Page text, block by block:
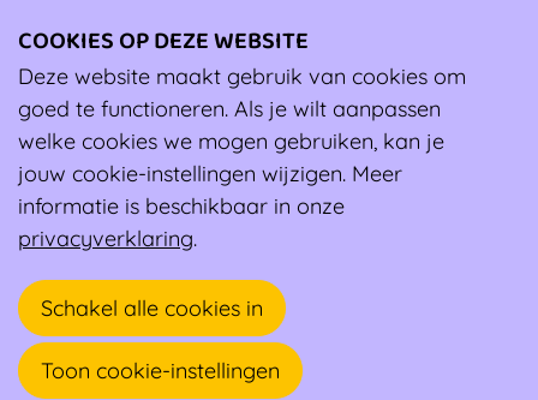
Ambassadeur
Frederik Deconinck
Bewegingswetenschapper
Watersportlaan 2
9000 GENT
COOKIES OP DEZE WEBSITE
Deze website maakt gebruik van cookies om
goed te functioneren. Als je wilt aanpassen
welke cookies we mogen gebruiken, kan je
jouw cookie-instellingen wijzigen. Meer
informatie is beschikbaar in onze
privacyverklaring.
Schakel alle cookies in
Toon cookie-instellingen